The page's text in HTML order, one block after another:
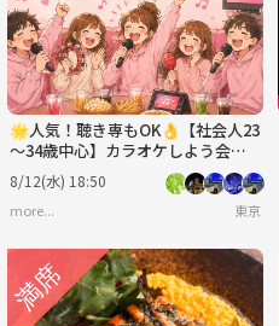
🌟人気！聴き専もOK👌【社会人23
～34歳中心】カラオケしよう会🎤
【初めまして大歓迎🔰】
8/12(水) 18:50
more... 東京